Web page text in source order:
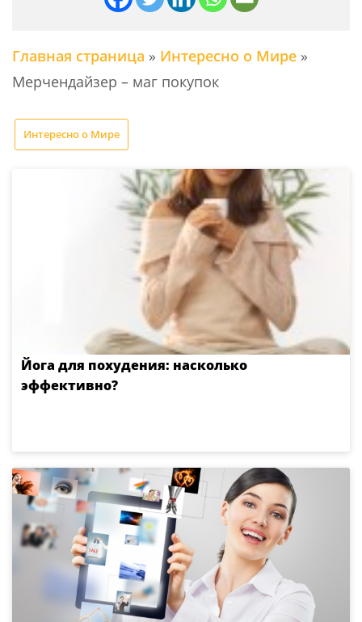
Главная страница » Интересно о Мире »
Мерчендайзер – маг покупок
Интересно о Мире
Йога для похудения: насколько
эффективно?